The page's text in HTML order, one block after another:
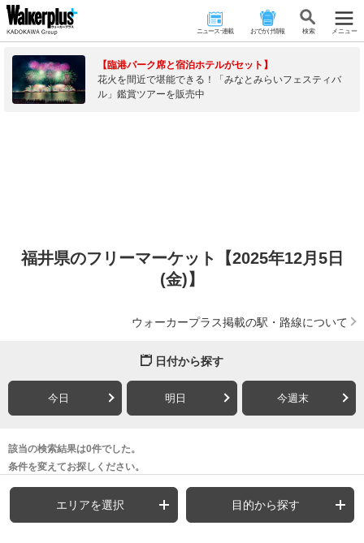
ニュース･連載 おでかけ情報 検 索 メニュー
【臨港パーク席と宿泊ホテルがセット】
花火を間近で堪能できる！「みなとみらいフェスティバ
ル」鑑賞ツアーを販売中
福井県のフリーマーケット【2025年12月5日
(金)】
ウォーカープラス掲載の駅・路線について
日付から探す
今日 明日 今週末
該当の検索結果は0件でした。
条件を変えてお探しください。
エリアを選択 目的から探す